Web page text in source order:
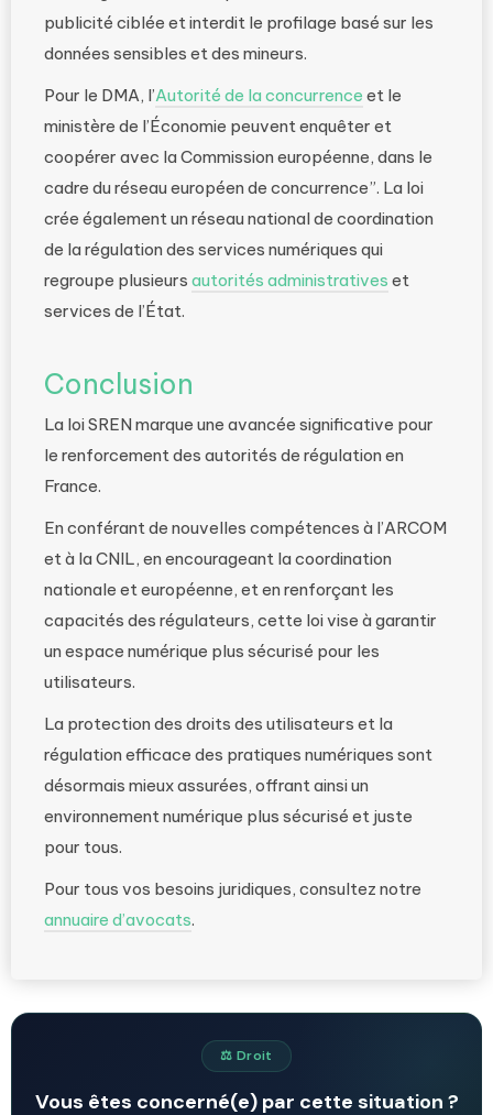
publicité ciblée et interdit le profilage basé sur les
données sensibles et des mineurs​.
Pour le DMA, l’Autorité de la concurrence et le
ministère de l’Économie peuvent enquêter et
coopérer avec la Commission européenne, dans le
cadre du réseau européen de concurrence”. La loi
crée également un réseau national de coordination
de la régulation des services numériques qui
regroupe plusieurs autorités administratives et
services de l’État.
Conclusion
La loi SREN marque une avancée significative pour
le renforcement des autorités de régulation en
France.
En conférant de nouvelles compétences à l’ARCOM
et à la CNIL, en encourageant la coordination
nationale et européenne, et en renforçant les
capacités des régulateurs, cette loi vise à garantir
un espace numérique plus sécurisé pour les
utilisateurs.
La protection des droits des utilisateurs et la
régulation efficace des pratiques numériques sont
désormais mieux assurées, offrant ainsi un
environnement numérique plus sécurisé et juste
pour tous.
Pour tous vos besoins juridiques, consultez notre
annuaire d’avocats.
⚖️ Droit
Vous êtes concerné(e) par cette situation ?